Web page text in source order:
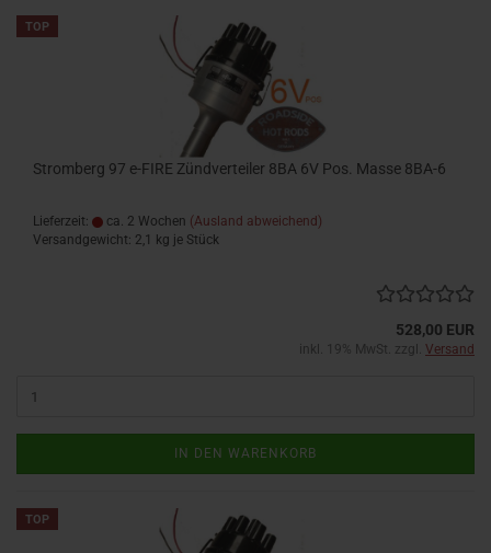
TOP
Stromberg 97 e-FIRE Zündverteiler 8BA 6V Pos. Masse 8BA-6
Lieferzeit: ca. 2 Wochen (Ausland abweichend)
Versandgewicht: 2,1 kg je Stück
528,00 EUR
inkl. 19% MwSt. zzgl. Versand
IN DEN WARENKORB
TOP